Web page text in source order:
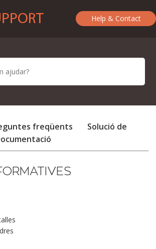
Help & Contact
freqüents
Solució de